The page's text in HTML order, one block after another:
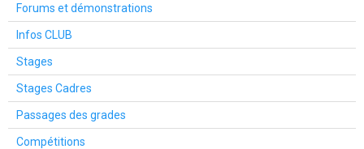
Forums et démonstrations
Infos CLUB
Stages
Stages Cadres
Passages des grades
Compétitions